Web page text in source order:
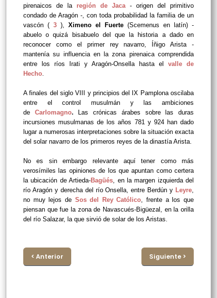
pirenaicos de la región de Jaca - origen del primitivo
condado de Aragón -, con toda probabilidad la familia de un
vascón ( 3 ), Ximeno el Fuerte (Scemenus en latín) -
abuelo o quizá bisabuelo del que la historia a dado en
reconocer como el primer rey navarro, Íñigo Arista -
mantenía su influencia en la zona pirenaica comprendida
entre los ríos Irati y Aragón-Onsella hasta el valle de
Hecho
A finales del siglo VIII y principios del IX Pamplona oscilaba
entre el control musulmán y las ambiciones
de Carlomagno. Las crónicas árabes sobre las duras
incursiones musulmanas de los años 781 y 924 han dado
lugar a numerosas interpretaciones sobre la situación exacta
del solar navarro de los primeros reyes de la dinastía Arista.
No es sin embargo relevante aquí tener como más
verosímiles las opiniones de los que apuntan como certera
la ubicación de Artieda-Bagüés , en la margen izquierda del
río Aragón y derecha del río Onsella, entre Berdún y Leyre
no muy lejos de Sos del Rey Católico , frente a los que
piensan que fue la zona de Navascués-Bigüezal, en la orilla
del río Salazar, la que sirvió de solar de los Aristas.
< Anterior Siguiente >